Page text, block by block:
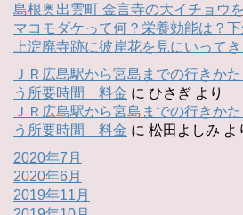
島根奥出雲町 金言寺の大イチョウ
マコモダケって何？栄養効能は？
上淀廃寺跡に彼岸花を見にいって
ＪＲ広島駅から宮島までの行きか
う所要時間 料金 に ひさぎ より
ＪＲ広島駅から宮島までの行きか
う所要時間 料金 に 松田よしみ よ
2020年7月
2020年6月
2019年11月